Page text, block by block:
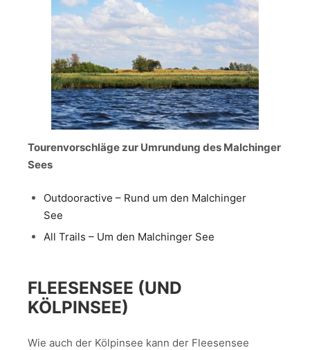
Tourenvorschläge zur Umrundung des Malchinger
Sees
Outdooractive – Rund um den Malchinger
See
All Trails – Um den Malchinger See
FLEESENSEE (UND
KÖLPINSEE)
Wie auch der Kölpinsee kann der Fleesensee